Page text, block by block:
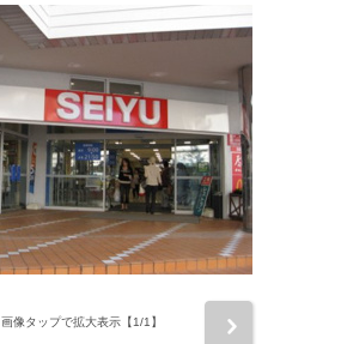
画像タップで拡大表示【1/1】